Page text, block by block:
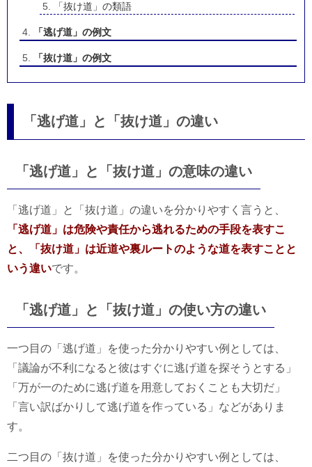
「抜け道」の類語
「逃げ道」の例文
「抜け道」の例文
「逃げ道」と「抜け道」の違い
「逃げ道」と「抜け道」の意味の違い
「逃げ道」と「抜け道」の違いを分かりやすく言うと、
「逃げ道」は危険や責任から逃れるための手段を表すこ
と、「抜け道」は近道や裏ルートのような道を表すことと
いう違いです。
「逃げ道」と「抜け道」の使い方の違い
一つ目の「逃げ道」を使った分かりやすい例としては、
「議論が不利になると彼はすぐに逃げ道を探そうとする」
「万が一のために逃げ道を用意しておくことも大切だ」
「言い訳ばかりして逃げ道を作っている」などがありま
す。
二つ目の「抜け道」を使った分かりやすい例としては、